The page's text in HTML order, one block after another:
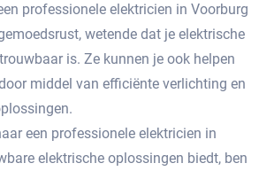
professionele elektricien in Voorburg
wetende dat je elektrische
is.​ Ze kunnen je ook helpen
middel van efficiënte verlichting en
een professionele elektricien in
elektrische oplossingen biedt, ben